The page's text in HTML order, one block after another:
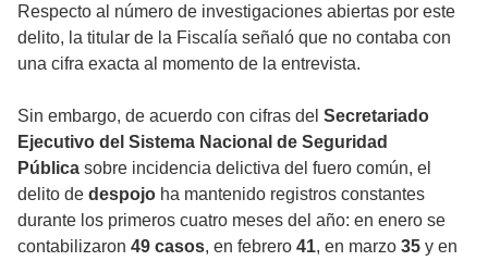
Respecto al número de investigaciones abiertas por este
delito, la titular de la Fiscalía señaló que no contaba con
una cifra exacta al momento de la entrevista.
Sin embargo, de acuerdo con cifras del Secretariado
Ejecutivo del Sistema Nacional de Seguridad
Pública sobre incidencia delictiva del fuero común, el
delito de despojo ha mantenido registros constantes
durante los primeros cuatro meses del año: en enero se
contabilizaron 49 casos, en febrero 41, en marzo 35 y en